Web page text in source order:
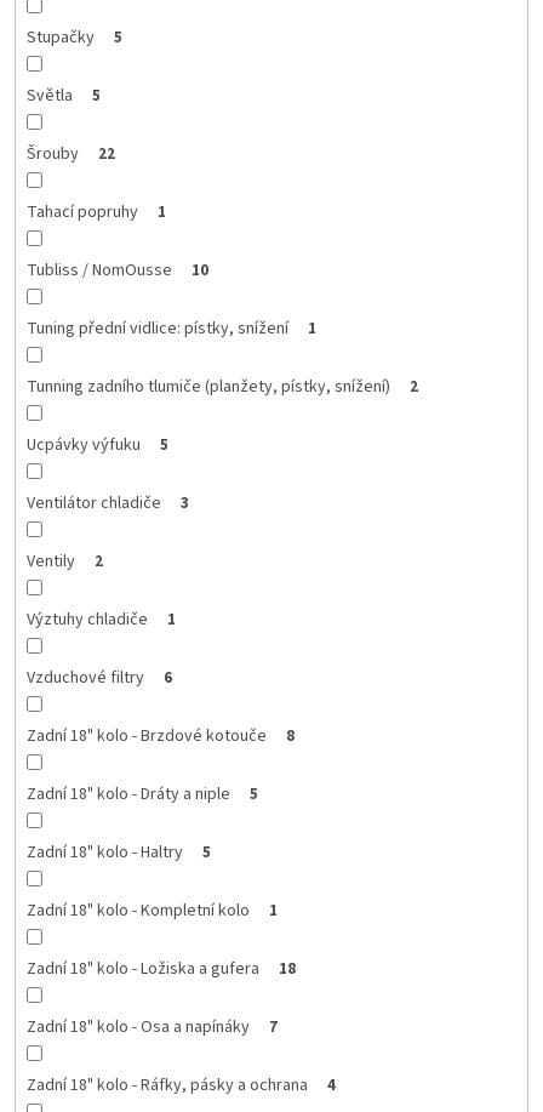
Stupačky 5
Světla 5
Šrouby 22
Tahací popruhy 1
Tubliss / NomOusse 10
Tuning přední vidlice: pístky, snížení 1
Tunning zadního tlumiče (planžety, pístky, snížení) 2
Ucpávky výfuku 5
Ventilátor chladiče 3
Ventily 2
Výztuhy chladiče 1
Vzduchové filtry 6
Zadní 18" kolo - Brzdové kotouče 8
Zadní 18" kolo - Dráty a niple 5
Zadní 18" kolo - Haltry 5
Zadní 18" kolo - Kompletní kolo 1
Zadní 18" kolo - Ložiska a gufera 18
Zadní 18" kolo - Osa a napínáky 7
Zadní 18" kolo - Ráfky, pásky a ochrana 4